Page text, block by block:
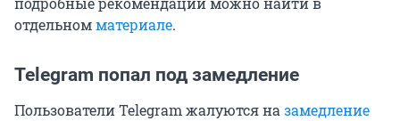
отдельномматериале.
Telegram попал под замедление
Пользователи Telegram жалуются назамедление